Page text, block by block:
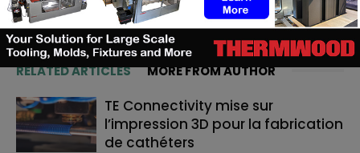
RELATED ARTICLES MORE FROM AUTHOR
TE Connectivity mise sur
l’impression 3D pour la fabrication
de cathéters